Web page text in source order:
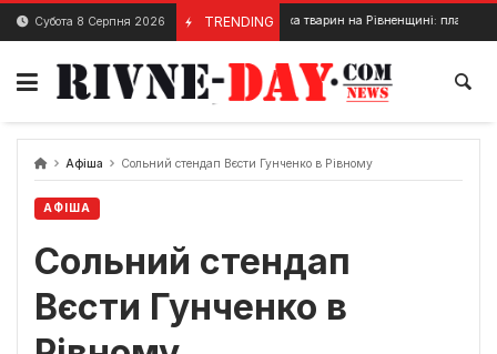
Skip
content
Субота 8 Серпня 2026 TRENDING
3 Травня, 2025 Перетримка тварин на Рівненщині: планується
Афіша Сольний стендап Вєсти Гунченко в Рівному
АФІША
Сольний стендап
Вєсти Гунченко в